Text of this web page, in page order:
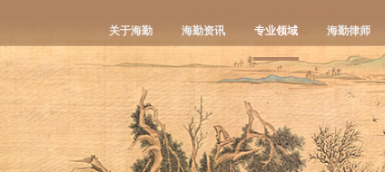
关于海勤 海勤资讯 专业领域 海勤律师